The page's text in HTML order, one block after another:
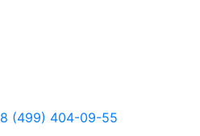
8 (499) 404-09-55